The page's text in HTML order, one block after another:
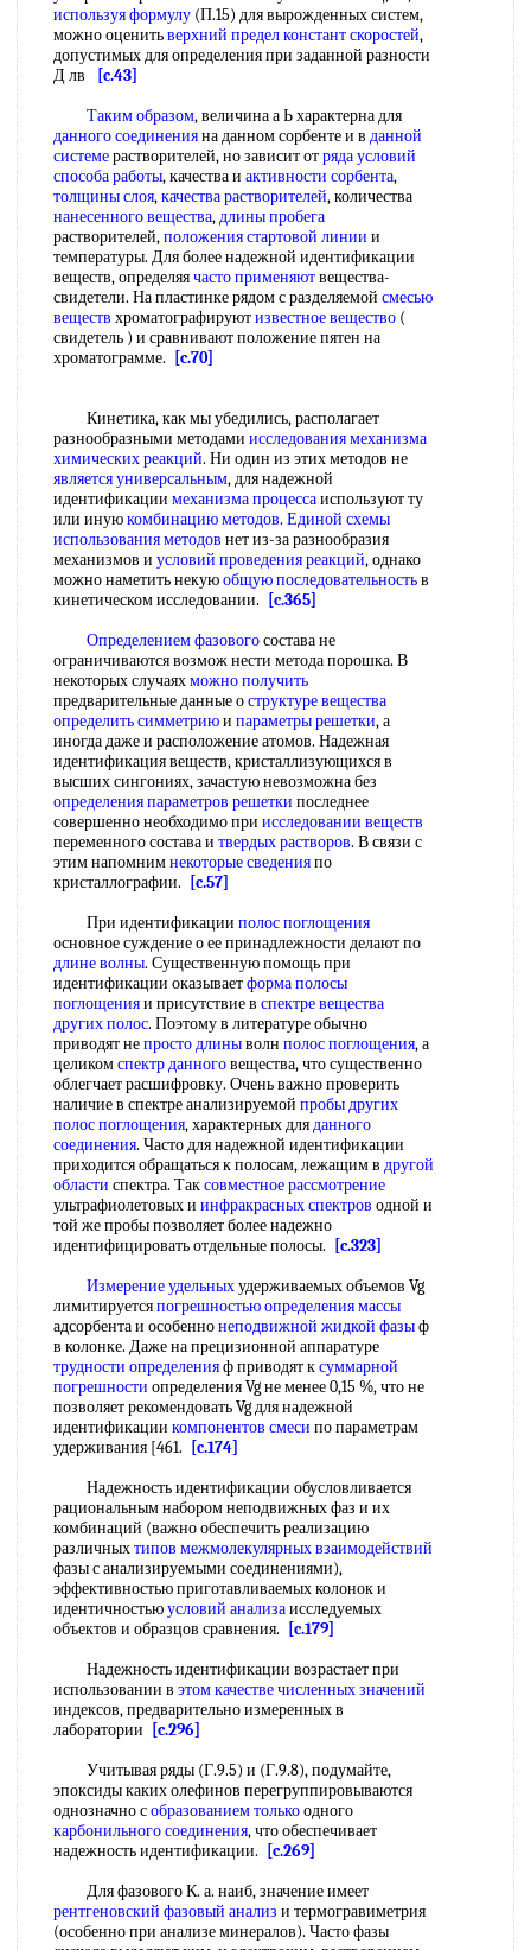
используя формулу (П.15) для вырожденных систем,
можно оценитьверхний предел констант скоростей,
допустимых для определения при заданной разности
Д лв
[c.43]
Таким образом, величина а Ь характерна для
данного соединенияна данном сорбенте и в данной
системерастворителей, но зависит отряда условий
способа работы, качества и активности сорбента,
толщины слоя,качества растворителей, количества
нанесенного вещества,длины пробега
растворителей,положения стартовой линии и
температуры. Для более надежной идентификации
веществ, определяячасто применяютвещества-
свидетели. На пластинке рядом с разделяемой смесью
веществ хроматографируютизвестное вещество (
свидетель ) и сравнивают положение пятен на
хроматограмме.
[c.70]
Кинетика, как мы убедились, располагает
разнообразными методами исследования механизма
химических реакций. Ни один из этих методов не
является универсальным, для надежной
идентификации механизма процессаиспользуют ту
или инуюкомбинацию методов. Единой схемы
использования методов нет из-за разнообразия
механизмов и условий проведения реакций, однако
можно наметить некуюобщую последовательностьв
кинетическом исследовании.
[c.365]
Определением фазовогосостава не
ограничиваются возмож нести метода порошка. В
некоторых случаяхможно получить
предварительные данные оструктуре вещества
определить симметриюи параметры решетки, а
иногда даже и расположение атомов. Надежная
идентификация веществ, кристаллизующихся в
высших сингониях, зачастую невозможна без
определения параметров решетки последнее
совершенно необходимо при исследовании веществ
переменного состава и твердых растворов. В связи с
этим напомнимнекоторые сведенияпо
кристаллографии.
[c.57]
При идентификации полос поглощения
основное суждение о ее принадлежности делают по
длине волны. Существенную помощь при
идентификации оказываетформа полосы
поглощенияи присутствие в спектре вещества
других полос. Поэтому в литературе обычно
приводят непросто длиныволн полос поглощения, а
целикомспектр данноговещества, что существенно
облегчает расшифровку. Очень важно проверить
наличие в спектре анализируемой пробы других
полос поглощения, характерных дляданного
соединения. Часто для надежной идентификации
приходится обращаться к полосам, лежащим в другой
области спектра. Таксовместное рассмотрение
ультрафиолетовых и инфракрасных спектров одной и
той же пробы позволяет более надежно
идентифицировать отдельные полосы.
[c.323]
Измерение удельныхудерживаемых объемов Vg
лимитируетсяпогрешностью определения массы
адсорбента и особеннонеподвижной жидкой фазыф
в колонке. Даже на прецизионной аппаратуре
трудности определенияф приводят ксуммарной
погрешности определения Vg не менее 0,15 %, что не
позволяет рекомендовать Vg для надежной
идентификации компонентов смеси по параметрам
удерживания [461.
[c.174]
Надежность идентификации обусловливается
рациональным набором неподвижных фаз и их
комбинаций (важно обеспечить реализацию
различныхтипов межмолекулярных взаимодействий
фазы с анализируемыми соединениями),
эффективностью приготавливаемых колонок и
идентичностьюусловий анализаисследуемых
объектов и образцов сравнения.
[c.179]
Надежность идентификации возрастает при
использовании в этом качествечисленных значений
индексов, предварительно измеренных в
лаборатории
[c.296]
Учитывая ряды (Г.9.5) и (Г.9.8), подумайте,
эпоксиды каких олефинов перегруппировываются
однозначно собразованием толькоодного
карбонильного соединения, что обеспечивает
надежность идентификации.
[c.269]
Для фазового К. а. наиб, значение имеет
рентгеновский фазовый анализ и термогравиметрия
(особенно при анализе минералов). Часто фазы